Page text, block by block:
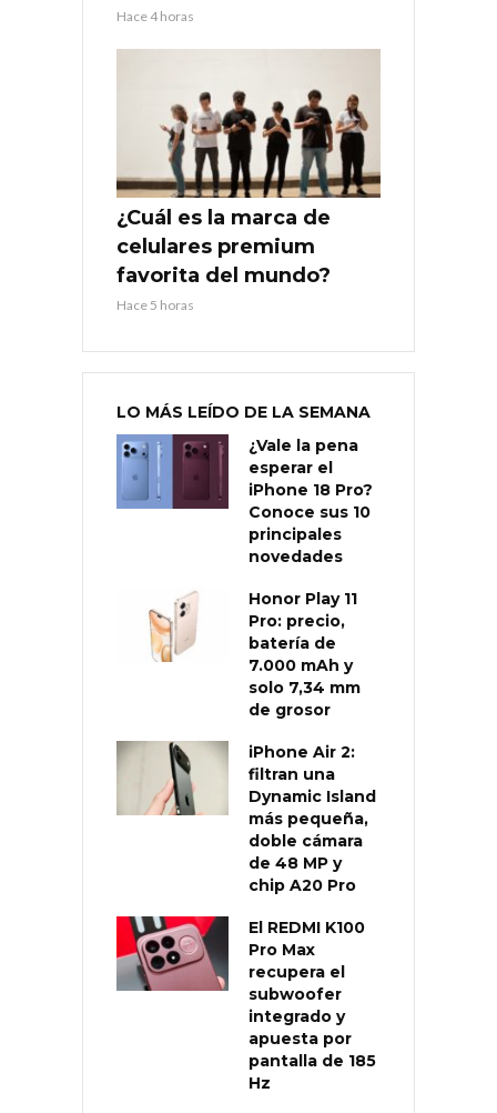
Hace 4 horas
¿Cuál es la marca de
celulares premium
favorita del mundo?
Hace 5 horas
LO MÁS LEÍDO DE LA SEMANA
¿Vale la pena
esperar el
iPhone 18 Pro?
Conoce sus 10
principales
novedades
Honor Play 11
Pro: precio,
batería de
7.000 mAh y
solo 7,34 mm
de grosor
iPhone Air 2:
filtran una
Dynamic Island
más pequeña,
doble cámara
de 48 MP y
chip A20 Pro
El REDMI K100
Pro Max
recupera el
subwoofer
integrado y
apuesta por
pantalla de 185
Hz